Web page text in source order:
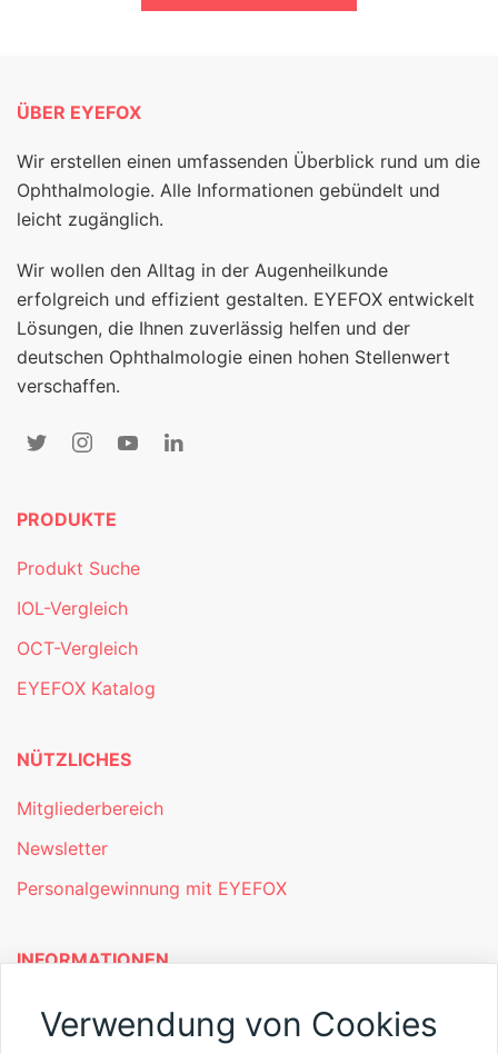
ÜBER EYEFOX
Wir erstellen einen umfassenden Überblick rund um die
Ophthalmologie. Alle Informationen gebündelt und
leicht zugänglich.
Wir wollen den Alltag in der Augenheilkunde
erfolgreich und effizient gestalten. EYEFOX entwickelt
Lösungen, die Ihnen zuverlässig helfen und der
deutschen Ophthalmologie einen hohen Stellenwert
verschaffen.
PRODUKTE
Produkt Suche
IOL-Vergleich
OCT-Vergleich
EYEFOX Katalog
NÜTZLICHES
Mitgliederbereich
Newsletter
Personalgewinnung mit EYEFOX
INFORMATIONEN
Was ist EYEFOX – Ihre Möglichkeiten
Verwendung von Cookies